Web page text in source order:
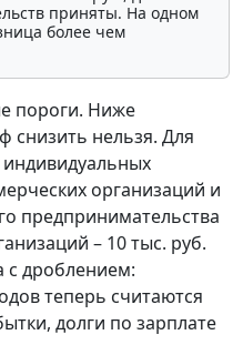
приняты. На одном
более чем
пороги. Ниже
нельзя. Для
индивидуальных
организаций и
предпринимательства
– 10 тыс. руб.
с дроблением:
теперь считаются
долги по зарплате